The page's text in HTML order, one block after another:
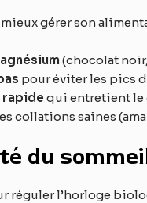
gérer son
(chocolat
pour éviter les pics
rapide qui entretient le
collations saines
du
réguler l’horloge